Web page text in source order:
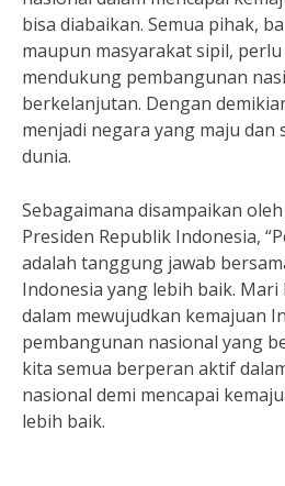
bisa diabaikan. Semua pihak,
maupun masyarakat sipil,
mendukung pembangunan
berkelanjutan. Dengan
menjadi negara yang maju dan
dunia.
Sebagaimana disampaikan
Presiden Republik Indonesia,
adalah tanggung jawab
Indonesia yang lebih baik.
dalam mewujudkan kemajuan
pembangunan nasional yang
kita semua berperan aktif
nasional demi mencapai
lebih baik.